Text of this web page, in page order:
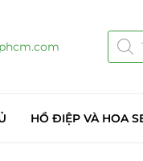
HỒ ĐIỆP VÀ HOA